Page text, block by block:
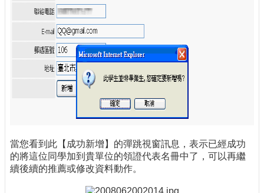
當您看到此【成功新增】的彈跳視窗訊息，表示已經成功
的將這位同學加到貴單位的領證代表名冊中了，可以再繼
續後續的推薦或修改資料動作。